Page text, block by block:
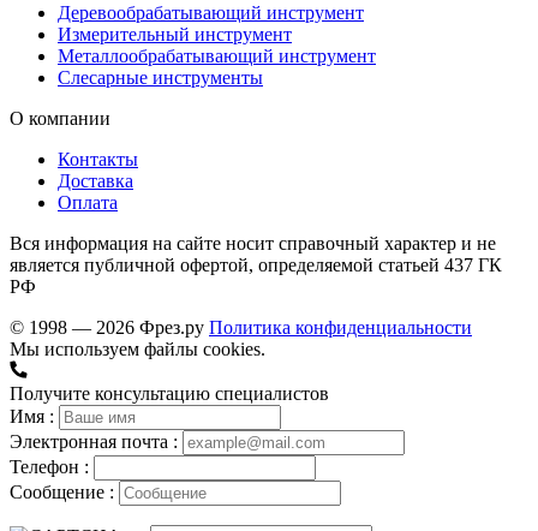
Деревообрабатывающий инструмент
Измерительный инструмент
Металлообрабатывающий инструмент
Слесарные инструменты
О компании
Контакты
Доставка
Оплата
Вся информация на сайте носит справочный характер и не
является публичной офертой, определяемой статьей 437 ГК
РФ
© 1998 — 2026 Фрез.ру Политика конфиденциальности
Мы используем файлы cookies.
Получите консультацию специалистов
Имя :
Электронная почта :
Телефон :
Сообщение :